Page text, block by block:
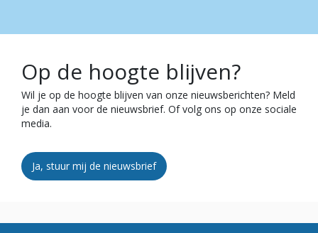
Op de hoogte blijven?
Wil je op de hoogte blijven van onze nieuwsberichten? Meld
je dan aan voor de nieuwsbrief. Of volg ons op onze sociale
media.
Ja, stuur mij de nieuwsbrief